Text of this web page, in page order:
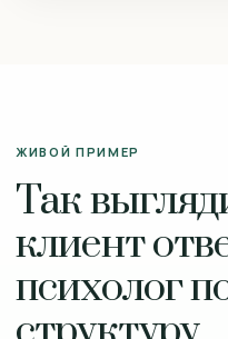
ЖИВОЙ ПРИМЕР
Так
клиент
психолог